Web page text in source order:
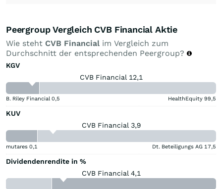
Peergroup Vergleich CVB Financial Aktie
Wie steht CVB Financial im Vergleich zum
Durchschnitt der entsprechenden Peergroup?
KGV
CVB Financial 12,1
B. Riley Financial 0,5 HealthEquity 99,5
KUV
CVB Financial 3,9
mutares 0,1 Dt. Beteiligungs AG 17,5
Dividendenrendite in %
CVB Financial 4,1